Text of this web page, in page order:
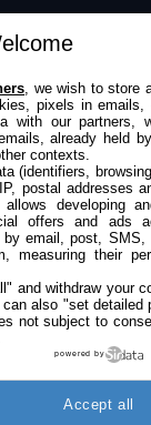
, we wish to store
pixels in emails,
with our partners,
already held
contexts.
(identifiers,
postal addresses
developing
offers and ads
email, post, SMS,
measuring their
and withdraw your
can also "set detailed
not subject to
powered by
Accept all